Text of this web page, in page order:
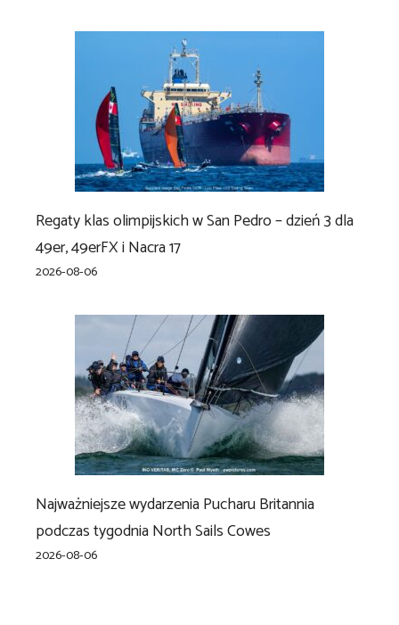
Regaty klas olimpijskich w San Pedro – dzień 3 dla
49er, 49erFX i Nacra 17
2026-08-06
Najważniejsze wydarzenia Pucharu Britannia
podczas tygodnia North Sails Cowes
2026-08-06